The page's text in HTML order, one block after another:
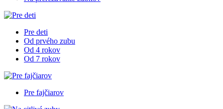
Pre deti
Od prvého zubu
Od 4 rokov
Od 7 rokov
Pre fajčiarov